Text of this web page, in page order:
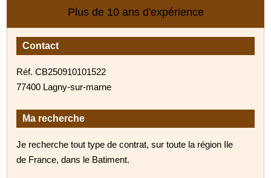
Plus de 10 ans d'expérience
Contact
Réf. CB250910101522
77400 Lagny-sur-marne
Ma recherche
Je recherche tout type de contrat, sur toute la région Ile
de France, dans le Batiment.